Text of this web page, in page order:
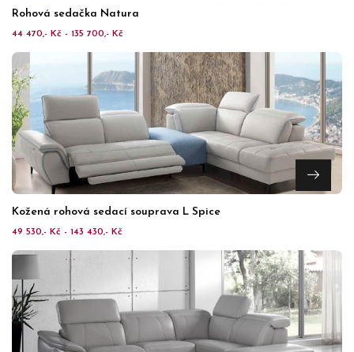
Rohová sedačka Natura
44 470,- Kč - 135 700,- Kč
Kožená rohová sedací souprava L Spice
49 530,- Kč - 143 430,- Kč